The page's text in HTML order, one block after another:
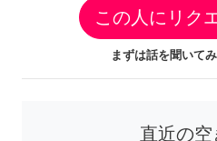
この人にリク
まずは話を聞いて
直近の空